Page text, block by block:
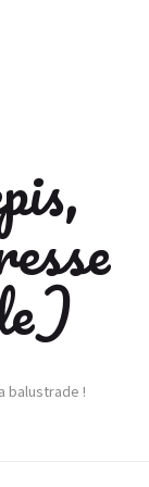
balustrade !